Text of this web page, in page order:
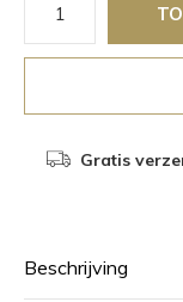
Gratis
Beschrijving